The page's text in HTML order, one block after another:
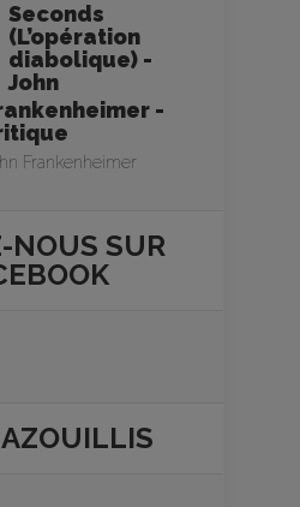
Seconds
(L’opération
diabolique) -
John
-
Frankenheimer
NOUS SUR